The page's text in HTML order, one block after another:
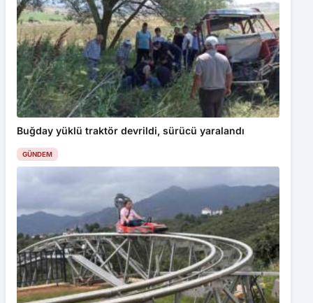
Ultra Sümela Maratonu 4. kez koşuldu
Buğday yüklü traktör devrildi, sürücü yaralandı
GÜNDEM
Kabul Et